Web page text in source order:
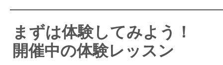
も評判です
パーソナルカラーや仕事を目指す
クラスの皆さん
カラーで自分と
まずは体験してみよう！
開催中の体験レッスン